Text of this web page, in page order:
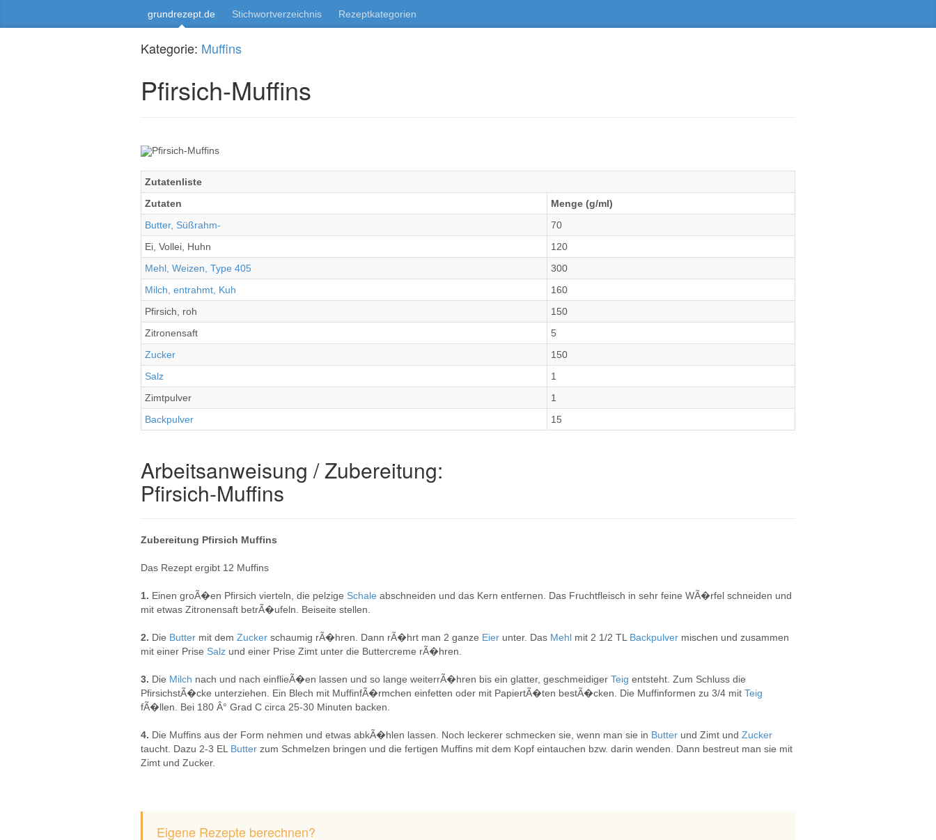
grundrezept.de Stichwortverzeichnis Rezeptkategorien
Kategorie: Muffins
Pfirsich-Muffins
Zutatenliste
Zutaten
Menge (g/ml)
Butter, Süßrahm-
70
Ei, Vollei, Huhn
120
Mehl, Weizen, Type 405
300
Milch, entrahmt, Kuh
160
Pfirsich, roh
150
Zitronensaft
5
Zucker
150
Salz
1
Zimtpulver
1
Backpulver
15
Arbeitsanweisung / Zubereitung:
Pfirsich-Muffins
Zubereitung Pfirsich Muffins
Das Rezept ergibt 12 Muffins
1. Einen groÃ�en Pfirsich vierteln, die pelzige Schale abschneiden und das Kern entfernen. Das Fruchtfleisch in sehr feine WÃ�rfel schneiden und
mit etwas Zitronensaft betrÃ�ufeln. Beiseite stellen.
2. Die Butter mit dem Zucker schaumig rÃ�hren. Dann rÃ�hrt man 2 ganze Eier unter. Das Mehl mit 2 1/2 TL Backpulver mischen und zusammen
mit einer Prise Salz und einer Prise Zimt unter die Buttercreme rÃ�hren.
3. Die Milch nach und nach einflieÃ�en lassen und so lange weiterrÃ�hren bis ein glatter, geschmeidiger Teig entsteht. Zum Schluss die
PfirsichstÃ�cke unterziehen. Ein Blech mit MuffinfÃ�rmchen einfetten oder mit PapiertÃ�ten bestÃ�cken. Die Muffinformen zu 3/4 mit Teig
fÃ�llen. Bei 180 Â° Grad C circa 25-30 Minuten backen.
4. Die Muffins aus der Form nehmen und etwas abkÃ�hlen lassen. Noch leckerer schmecken sie, wenn man sie in Butter und Zimt und Zucker
taucht. Dazu 2-3 EL Butter zum Schmelzen bringen und die fertigen Muffins mit dem Kopf eintauchen bzw. darin wenden. Dann bestreut man sie mit
Zimt und Zucker.
Eigene Rezepte berechnen?